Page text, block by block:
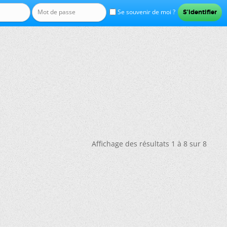
Se souvenir de moi ?
Affichage des résultats 1 à 8 sur 8